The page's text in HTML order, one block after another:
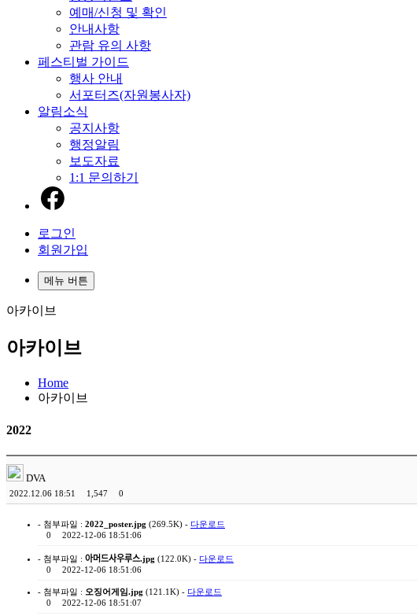
예매/신청 및 확인
안내사항
관람 유의 사항
페스티벌 가이드
행사 안내
서포터즈(자원봉사자)
알림소식
공지사항
행정알림
보도자료
1:1 문의하기
로그인
회원가입
메뉴 버튼
아카이브
아카이브
Home
아카이브
2022
DVA
2022.12.06 18:51 1,547 0
- 첨부파일 : 2022_poster.jpg (269.5K) - 다운로드
0
2022-12-06 18:51:06
- 첨부파일 : 아머드사우루스.jpg (122.0K) - 다운로드
0
2022-12-06 18:51:06
- 첨부파일 : 오징어게임.jpg (121.1K) - 다운로드
0
2022-12-06 18:51:07